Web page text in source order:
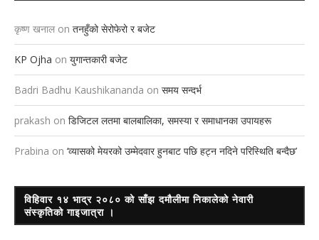
कृष्ण खनाल on तनहुँको सेरोफेरो र बजेट
KP Ojha on युगान्तकारी बजेट
Badri Badhu Kaushikananda on समय सन्दर्भ
prakash on डिजिटल लतमा बालबालिका, समस्या र समाधानका उपायहरू
Prabina on ‘व्यासको मेयरको उम्मेदवार हुनबाट पछि हट्न नदिने परिस्थिति बन्दैछ’
विहिवार १४ भाद्र २०८० को साँझ दमौलीमा निकालेको नेवारी
संस्कृतिको गाइजात्रा ।